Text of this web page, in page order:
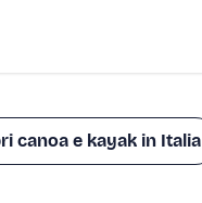
canoa e kayak in Italia